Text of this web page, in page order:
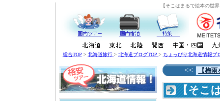
【そこはまるで絵本の世
総合TOP > 北海道旅行 > 北海道ブログTOP > ちょっぴり北海道情報ブ
<< 【梅
【そこ